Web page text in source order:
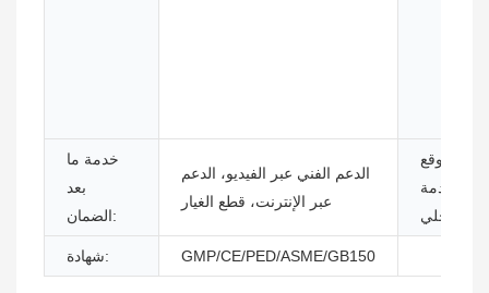
خدمة ما
بعد
الضمان:
الدعم الفني عبر الفيديو، الدعم
عبر الإنترنت، قطع الغيار
موقع
الخدمة
شهادة: GMP/CE/PED/ASME/GB150